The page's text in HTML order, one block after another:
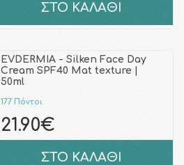
ΣΤΟ ΚΑΛΑΘΙ
EVDERMIA - Silken Face Day
Cream SPF40 Mat texture |
50ml
177 Πόντοι
21.90€
ΣΤΟ ΚΑΛΑΘΙ